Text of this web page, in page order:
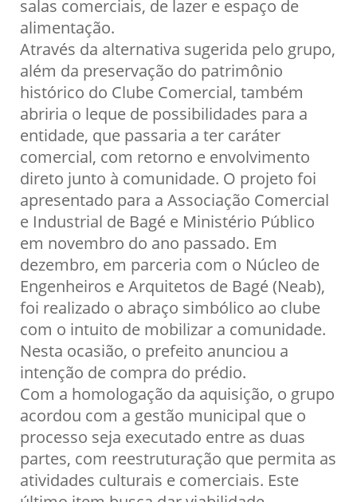
salas comerciais, de lazer e espaço de
alimentação.
Através da alternativa sugerida pelo grupo,
além da preservação do patrimônio
histórico do Clube Comercial, também
abriria o leque de possibilidades para a
entidade, que passaria a ter caráter
comercial, com retorno e envolvimento
direto junto à comunidade. O projeto foi
apresentado para a Associação Comercial
e Industrial de Bagé e Ministério Público
em novembro do ano passado. Em
dezembro, em parceria com o Núcleo de
Engenheiros e Arquitetos de Bagé (Neab),
foi realizado o abraço simbólico ao clube
com o intuito de mobilizar a comunidade.
Nesta ocasião, o prefeito anunciou a
intenção de compra do prédio.
Com a homologação da aquisição, o grupo
acordou com a gestão municipal que o
processo seja executado entre as duas
partes, com reestruturação que permita as
atividades culturais e comerciais. Este